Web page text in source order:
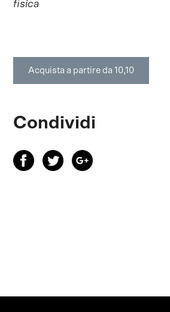
fisica
Acquista a partire da 10,10
Condividi